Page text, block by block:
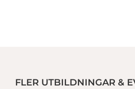
FLER UTBILDNINGAR &